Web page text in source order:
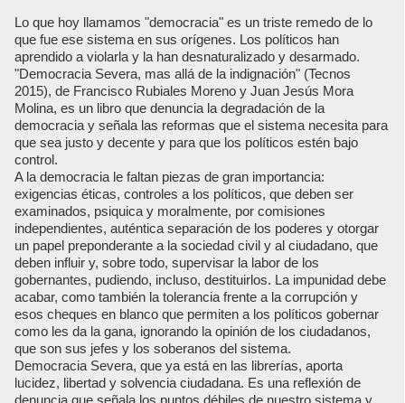
Lo que hoy llamamos "democracia" es un triste remedo de lo
que fue ese sistema en sus orígenes. Los políticos han
aprendido a violarla y la han desnaturalizado y desarmado.
"Democracia Severa, mas allá de la indignación" (Tecnos
2015), de Francisco Rubiales Moreno y Juan Jesús Mora
Molina, es un libro que denuncia la degradación de la
democracia y señala las reformas que el sistema necesita para
que sea justo y decente y para que los políticos estén bajo
control.
A la democracia le faltan piezas de gran importancia:
exigencias éticas, controles a los políticos, que deben ser
examinados, psiquica y moralmente, por comisiones
independientes, auténtica separación de los poderes y otorgar
un papel preponderante a la sociedad civil y al ciudadano, que
deben influir y, sobre todo, supervisar la labor de los
gobernantes, pudiendo, incluso, destituirlos. La impunidad debe
acabar, como también la tolerancia frente a la corrupción y
esos cheques en blanco que permiten a los políticos gobernar
como les da la gana, ignorando la opinión de los ciudadanos,
que son sus jefes y los soberanos del sistema.
Democracia Severa, que ya está en las librerías, aporta
lucidez, libertad y solvencia ciudadana. Es una reflexión de